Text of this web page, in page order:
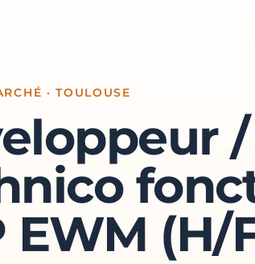
· TOULOUSE
/
EWM (H/